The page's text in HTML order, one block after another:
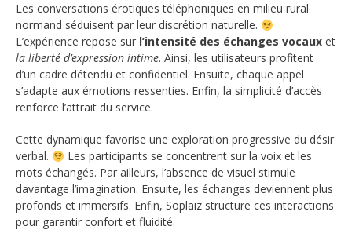
Les conversations érotiques téléphoniques en milieu rural
normand séduisent par leur discrétion naturelle.
L’expérience repose sur l’intensité des échanges vocaux et
la liberté d’expression intime. Ainsi, les utilisateurs profitent
d’un cadre détendu et confidentiel. Ensuite, chaque appel
s’adapte aux émotions ressenties. Enfin, la simplicité d’accès
renforce l’attrait du service.
Cette dynamique favorise une exploration progressive du désir
verbal.
Les participants se concentrent sur la voix et les
mots échangés. Par ailleurs, l’absence de visuel stimule
davantage l’imagination. Ensuite, les échanges deviennent plus
profonds et immersifs. Enfin, Soplaiz structure ces interactions
pour garantir confort et fluidité.